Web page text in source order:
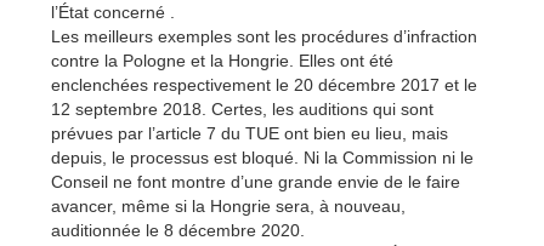
l’État concerné .
Les meilleurs exemples sont les procédures d’infraction
contre la Pologne et la Hongrie. Elles ont été
enclenchées respectivement le 20 décembre 2017 et le
12 septembre 2018. Certes, les auditions qui sont
prévues par l’article 7 du TUE ont bien eu lieu, mais
depuis, le processus est bloqué. Ni la Commission ni le
Conseil ne font montre d’une grande envie de le faire
avancer, même si la Hongrie sera, à nouveau,
auditionnée le 8 décembre 2020.